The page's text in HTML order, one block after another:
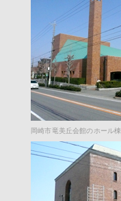
岡崎市竜美丘会館のホール棟